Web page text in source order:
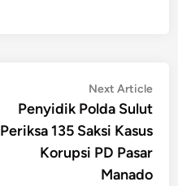
Next Article
Penyidik Polda Sulut
Periksa 135 Saksi Kasus
Korupsi PD Pasar
Manado